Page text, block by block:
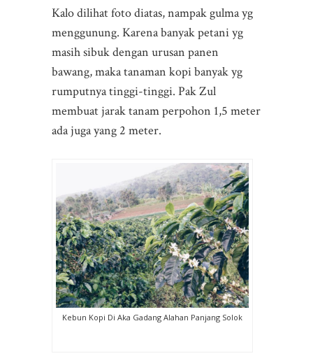
Kalo dilihat foto diatas, nampak gulma yg
menggunung. Karena banyak petani yg
masih sibuk dengan urusan panen
bawang, maka tanaman kopi banyak yg
rumputnya tinggi-tinggi. Pak Zul
membuat jarak tanam perpohon 1,5 meter
ada juga yang 2 meter.
Kebun Kopi Di Aka Gadang Alahan Panjang Solok